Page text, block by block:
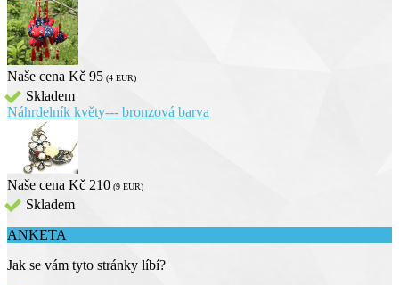
Naše cena Kč 95 (4 EUR)
Skladem
Náhrdelník květy--- bronzová barva
Naše cena Kč 210 (9 EUR)
Skladem
ANKETA
Jak se vám tyto stránky líbí?